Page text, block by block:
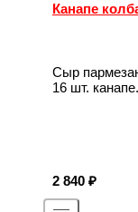
Канапе
Сыр
16 шт. канапе.
2 840